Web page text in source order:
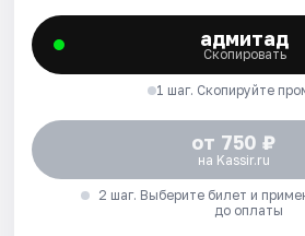
адмитад
Скопировать
1 шаг. Скопируйте
от 750 ₽
на Kassir.ru
2 шаг. Выберите билет и
до оплаты